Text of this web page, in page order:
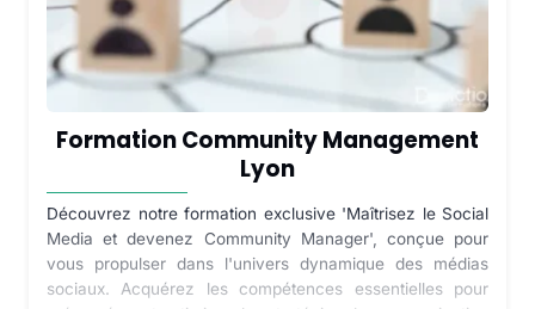
Formation Community Management
Lyon
Découvrez notre formation exclusive 'Maîtrisez le Social
Media et devenez Community Manager', conçue pour
vous propulser dans l'univers dynamique des médias
sociaux. Acquérez les compétences essentielles pour